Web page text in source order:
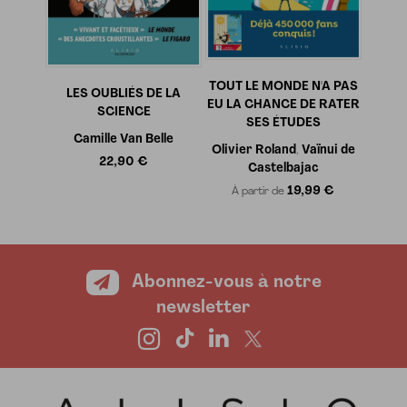
LES OUBLIÉS DE LA
SCIENCE
Camille Van Belle
22,90 €
TOUT LE MONDE N'A PAS
EU LA CHANCE DE RATER
SES ÉTUDES
Olivier Roland, Vaïnui de
Castelbajac
À partir de19,99 €
Abonnez-vous à notre
newsletter